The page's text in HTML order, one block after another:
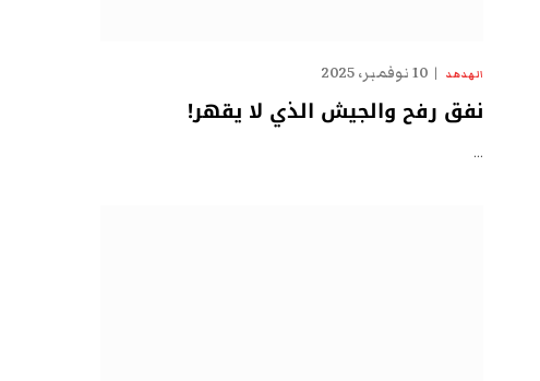
الهدهد 10 نوفمبر، 2025
نفق رفح والجيش الذي لا يقهر!
…